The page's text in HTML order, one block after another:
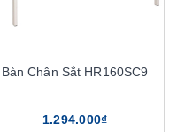
Bàn Chân Sắt HR160SC9
1.294.000₫